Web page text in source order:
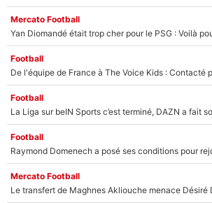
Mercato Football
Football
Football
Football
Mercato Football